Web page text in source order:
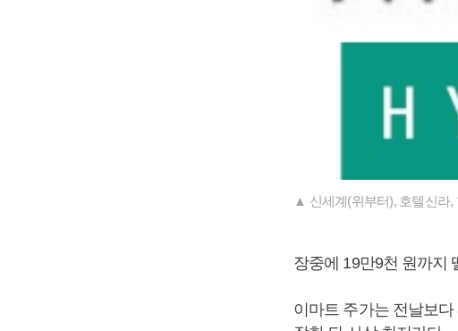
▲ 신세계(위부터), 호텔신라,
장중에 19만9천 원까지
이마트 주가는 전날보